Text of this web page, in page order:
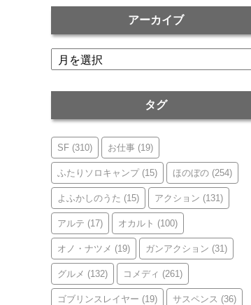
アーカイブ
ア
ー
タグ
SF (310) お仕事 (19)
ふたりソロキャンプ(15) ほのぼの (254)
よふかしのうた (15) アクション (131)
アルテ (17) オカルト (100)
オノ・ナツメ (19) ガンアクション (31)
グルメ (132) コメディ (261)
ゴブリンスレイヤー (19) サスペンス (36)